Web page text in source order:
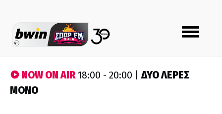
Toggle
navigation
NOW ON AIR18:00 - 20:00 |ΔΥΟ ΛΕΡΕΣ
ΜΟΝΟ